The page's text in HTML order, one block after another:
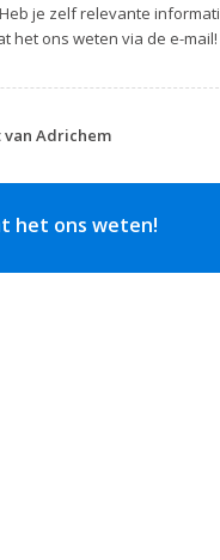
je zelf relevante
het ons weten via de e-mail!
Adrichem
het ons weten!